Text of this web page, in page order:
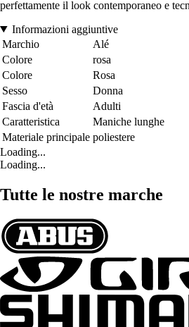
perfettamente il look contemporaneo e
Informazioni aggiuntive
Marchio
Alé
Colore
rosa
Colore
Rosa
Sesso
Donna
Fascia d'età
Adulti
Caratteristica
Maniche lunghe
Materiale principale poliestere
Loading...
Loading...
Tutte le nostre marche